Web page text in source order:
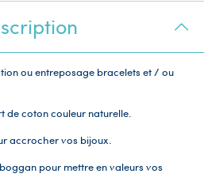
ou entreposage bracelets et / ou
de coton couleur naturelle.
accrocher vos bijoux.
pour mettre en valeurs vos